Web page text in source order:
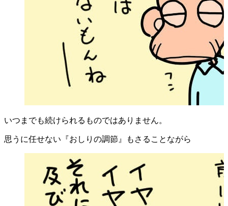
いつまでも続けられるものではありません。
思うに任せない『おしりの調節』もさることながら